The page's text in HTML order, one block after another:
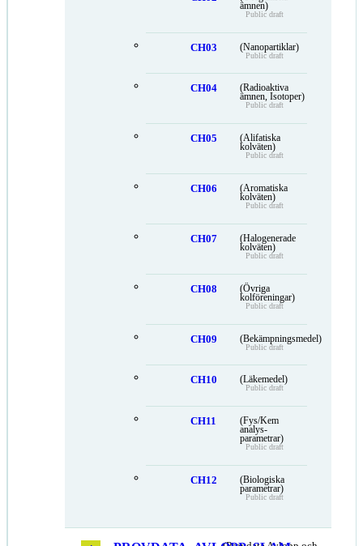
ämnen)
Public draft
CH03 (Nanopartiklar)
Public draft
CH04
(Radioaktiva
ämnen, Isotoper)
Public draft
CH05
(Alifatiska
kolväten)
Public draft
CH06
(Aromatiska
kolväten)
Public draft
CH07
(Halogenerade
kolväten)
Public draft
CH08
(Övriga
kolföreningar)
Public draft
CH09 (Bekämpningsmedel)
Public draft
CH10 (Läkemedel)
Public draft
CH11
(Fys/Kem
analys-
parametrar)
Public draft
CH12
(Biologiska
parametrar)
Public draft